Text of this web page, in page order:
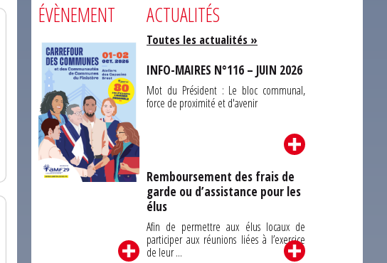
ÉVÈNEMENT ACTUALITÉS
Toutes les actualités »
INFO-MAIRES N°116 – JUIN 2026
Mot du Président : Le bloc communal,
force de proximité et d'avenir
Remboursement des frais de
garde ou d’assistance pour les
élus
Afin de permettre aux élus locaux de
participer aux réunions liées à l’exercice
de leur ...